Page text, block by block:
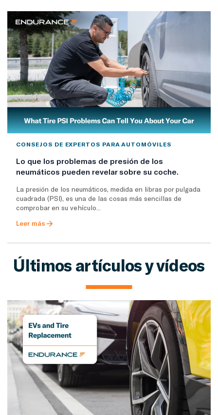
CONSEJOS DE EXPERTOS PARA AUTOMÓVILES
Lo que los problemas de presión de los
neumáticos pueden revelar sobre su coche.
La presión de los neumáticos, medida en libras por pulgada
cuadrada (PSI), es una de las cosas más sencillas de
comprobar en su vehículo...
Leer más
Últimos artículos y vídeos